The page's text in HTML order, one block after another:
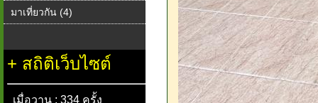
มาเที่ยวกัน (4)
+ สถิติเว็บไซต์
เมื่อวาน : 334 ครั้ง